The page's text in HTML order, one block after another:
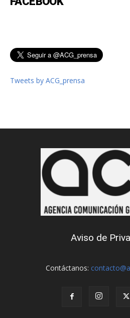
Tweets by ACG_prensa
Aviso de
Contáctanos: